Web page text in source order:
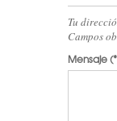
Tu
Campos
Mensaje